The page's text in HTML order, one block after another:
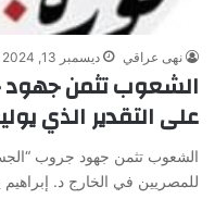
نهى عراقي ديسمبر 13, 2024
الشعوب تثمن جهود
على التقدير الذي
الشعوب تثمن جهود جروب
للمصريين في الخارج د.